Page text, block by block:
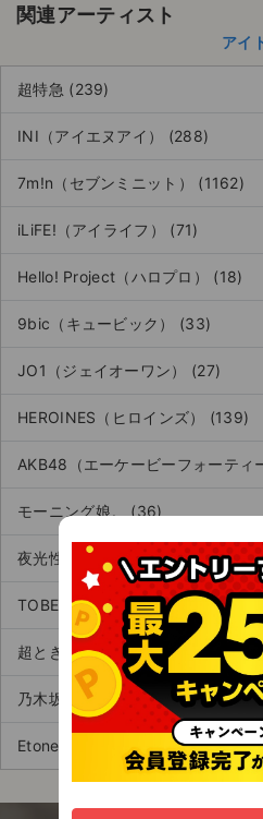
サイト情報
チケットジャム運営会社
チケットジャム利用規約
プライバシーポリシー
特定商取引法に基づく表記
公演登録依頼
不正転売禁止法について
チケットジャムの取り組み
音楽情報
関連アーティスト
アイ
超特急 (239)
INI（アイエヌアイ） (288)
7m!n（セブンミニット） (1162)
iLiFE!（アイライフ） (71)
Hello! Project（ハロプロ） (18)
9bic（キュービック） (33)
JO1（ジェイオーワン） (27)
HEROINES（ヒロインズ） (139)
AKB48（エーケービーフォーティ
モーニング娘。 (36)
夜光性アミューズ (186)
TOBE（トゥービー） (60)
超ときめき♡宣伝部 (39)
乃木坂46 (11)
Etoneige（エトネージュ） (123)